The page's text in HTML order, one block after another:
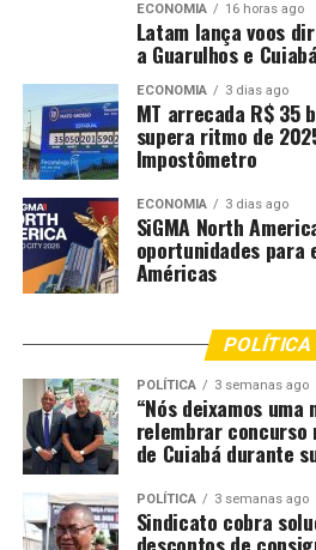
(aproximadamente R$ 79
em receita e 18% em volume
impulsionados por mercados
Europeia e México.
Com a flexibilização das tarifas,
melhoria nas relações comerciais
comércio bilateral, essencial para
comercial do setor e para a
sustentável da cadeia produtiva
;
Comentários
RELATED TOPICS: AGRICULTURA
ECONOMIA 16 horas ago
Latam lança voos
a Guarulhos e
ECONOMIA 3 dias ago
MT arrecada R$ 35
supera ritmo de
Impostômetro
ECONOMIA 3 dias ago
SiGMA North
oportunidades para
Américas
POLÍTICA
POLÍTICA 3 semanas ago
“Nós deixamos uma
relembrar concurso
de Cuiabá durante
POLÍTICA 3 semanas ago
Sindicato cobra